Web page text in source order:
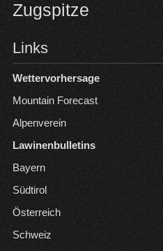
Zugspitze
Links
Wettervorhersage
Mountain Forecast
Alpenverein
Lawinenbulletins
Bayern
Südtirol
Österreich
Schweiz